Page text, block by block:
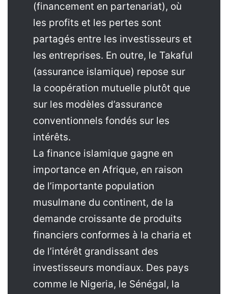
(financement en partenariat), où
les profits et les pertes sont
partagés entre les investisseurs et
les entreprises. En outre, le Takaful
(assurance islamique) repose sur
la coopération mutuelle plutôt que
sur les modèles d’assurance
conventionnels fondés sur les
intérêts.
La finance islamique gagne en
importance en Afrique, en raison
de l’importante population
musulmane du continent, de la
demande croissante de produits
financiers conformes à la charia et
de l’intérêt grandissant des
investisseurs mondiaux. Des pays
comme le Nigeria, le Sénégal, la